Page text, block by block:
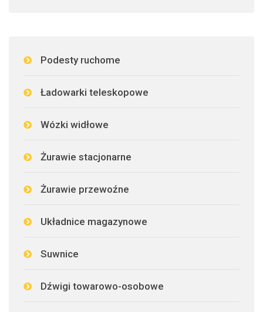
Podesty ruchome
Ładowarki teleskopowe
Wózki widłowe
Żurawie stacjonarne
Żurawie przewoźne
Układnice magazynowe
Suwnice
Dźwigi towarowo-osobowe